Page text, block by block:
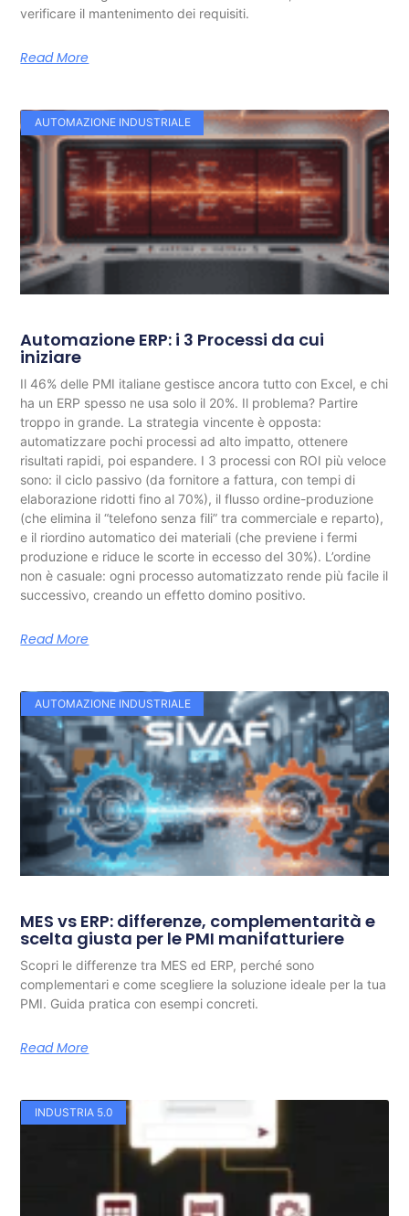
verificare il mantenimento dei requisiti.
Read More
AUTOMAZIONE INDUSTRIALE
Automazione ERP: i 3 Processi da cui
iniziare
Il 46% delle PMI italiane gestisce ancora tutto con Excel, e chi
ha un ERP spesso ne usa solo il 20%. Il problema? Partire
troppo in grande. La strategia vincente è opposta:
automatizzare pochi processi ad alto impatto, ottenere
risultati rapidi, poi espandere. I 3 processi con ROI più veloce
sono: il ciclo passivo (da fornitore a fattura, con tempi di
elaborazione ridotti fino al 70%), il flusso ordine-produzione
(che elimina il “telefono senza fili” tra commerciale e reparto),
e il riordino automatico dei materiali (che previene i fermi
produzione e riduce le scorte in eccesso del 30%). L’ordine
non è casuale: ogni processo automatizzato rende più facile il
successivo, creando un effetto domino positivo.
Read More
AUTOMAZIONE INDUSTRIALE
MES vs ERP: differenze, complementarità e
scelta giusta per le PMI manifatturiere
Scopri le differenze tra MES ed ERP, perché sono
complementari e come scegliere la soluzione ideale per la tua
PMI. Guida pratica con esempi concreti.
Read More
INDUSTRIA 5.0